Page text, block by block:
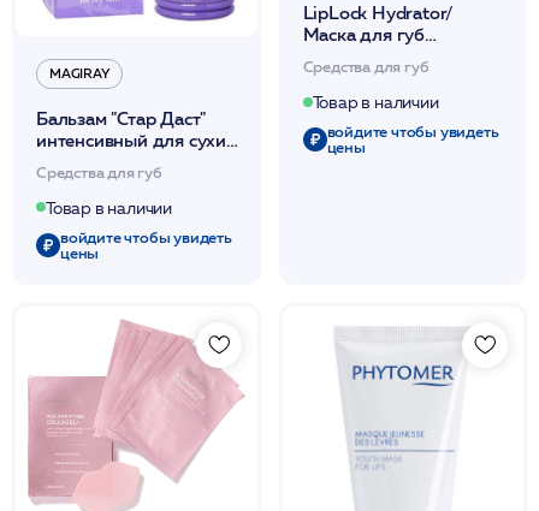
MAGIRAY
Бальзам "Стар Даст"
интенсивный для сухих
15 мл /Magiray*
Средства для губ
Товар в наличии
войдите чтобы увидеть
цены
LipLock Hydrator/
Маска для губ
интенсивно
регенерирующая и
увлажняющая 7мл /HP
Средства для губ
Товар в наличии
войдите чтобы увидеть
цены